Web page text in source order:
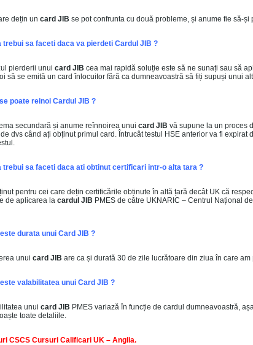
dețin un card JIB se pot confrunta cu două probleme, și anume fie să-
trebui sa faceti daca va pierdeti Cardul JIB ?
pierderii unui card JIB cea mai rapidă soluție este să ne sunați sau să
să se emită un card înlocuitor fără ca dumneavoastră să fiți supuși unui
poate reinoi Cardul JIB ?
secundară și anume reînnoirea unui card JIB vă supune la un proces
dvs când ați obținut primul card. Întrucât testul HSE anterior va fi
trebui sa faceti daca ati obtinut certificari intr-o alta tara ?
pentru cei care dețin certificările obținute în altă țară decât UK că
de aplicarea la cardul JIB PMES de către UKNARIC – Centrul Național
durata unui Card JIB ?
unui card JIB are ca și durată 30 de zile lucrătoare din ziua în care
valabilitatea unui Card JIB ?
unui card JIB PMES variază în funcție de cardul dumneavoastră,
toate detaliile.
CSCS Cursuri Calificari UK – Anglia.